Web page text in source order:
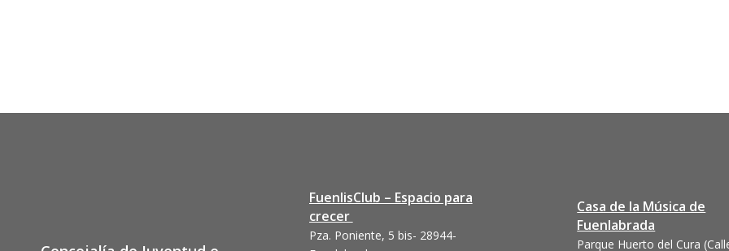
FuenlisClub – Espacio para
crecer
Pza. Poniente, 5 bis- 28944-
Casa de la Música de
Fuenlabrada
Parque Huerto del Cura